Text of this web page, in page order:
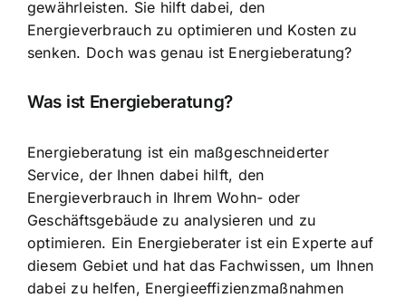
gewährleisten. Sie hilft dabei, den
Energieverbrauch zu optimieren und Kosten zu
senken. Doch was genau ist Energieberatung?
Was ist Energieberatung?
Energieberatung ist ein maßgeschneiderter
Service, der Ihnen dabei hilft, den
Energieverbrauch in Ihrem Wohn- oder
Geschäftsgebäude zu analysieren und zu
optimieren. Ein Energieberater ist ein Experte auf
diesem Gebiet und hat das Fachwissen, um Ihnen
dabei zu helfen, Energieeffizienzmaßnahmen